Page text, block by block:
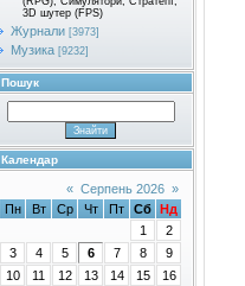
3D шутер (FPS)
Журнали [3973]
Музика [9232]
Пошук
Календар
« Серпень 2026 »
Пн
Вт Ср Чт Пт Сб Нд
1
2
3
4 5 6 7 8
9
10
11 12 13 14 15
16